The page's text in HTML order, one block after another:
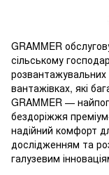
GRAMMER
сільському
розвантажувальних
вантажівках, які
GRAMMER —
бездоріжжя
надійний комфорт
дослідженням та
галузевим